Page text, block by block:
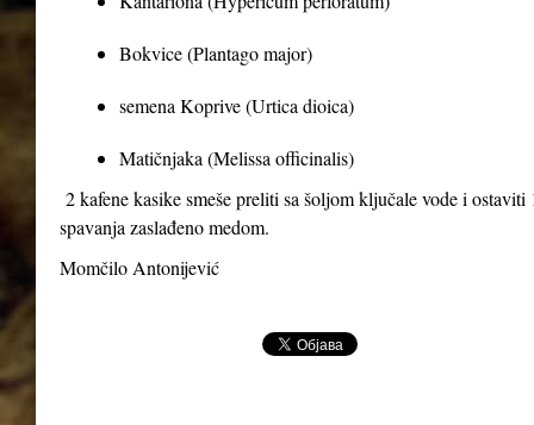
Bokvice (Plantago major)
semena Koprive (Urtica dioica)
Matičnjaka (Melissa officinalis)
2 kafene kasike smeše preliti sa šoljom ključale vode i
spavanja zaslađeno medom.
Momčilo Antonijević